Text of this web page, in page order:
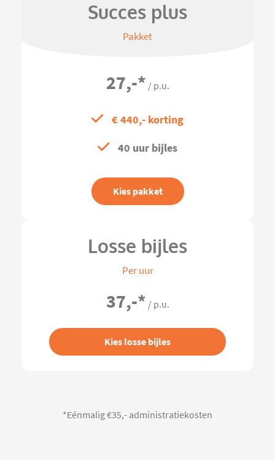
Succes plus
Pakket
27,-* / p.u.
€ 440,- korting
40 uur bijles
Kies pakket
Losse bijles
Per uur
37,-* / p.u.
Kies losse bijles
*Eénmalig €35,- administratiekosten